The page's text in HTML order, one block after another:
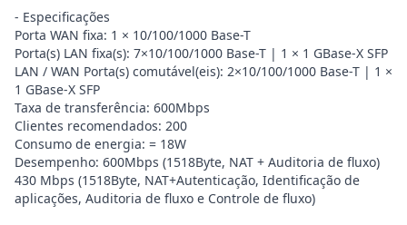
- Especificações
Porta WAN fixa: 1 × 10/100/1000 Base-T
Porta(s) LAN fixa(s): 7×10/100/1000 Base-T | 1 × 1 GBase-X SFP
LAN / WAN Porta(s) comutável(eis): 2×10/100/1000 Base-T | 1 ×
1 GBase-X SFP
Taxa de transferência: 600Mbps
Clientes recomendados: 200
Consumo de energia: = 18W
Desempenho: 600Mbps (1518Byte, NAT + Auditoria de fluxo)
430 Mbps (1518Byte, NAT+Autenticação, Identificação de
aplicações, Auditoria de fluxo e Controle de fluxo)